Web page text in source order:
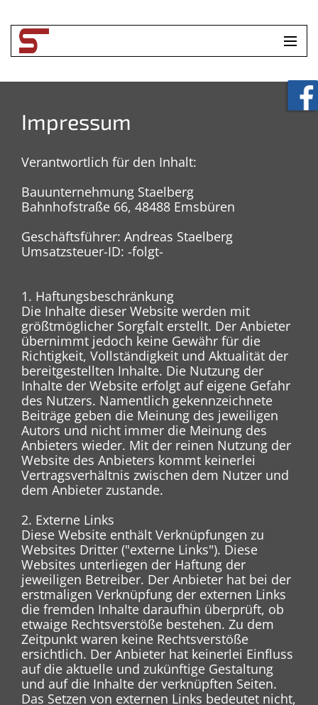
KONTAKT
Impressum
Verantwortlich für den Inhalt:
Bauunternehmung Staelberg
Bahnhofstraße 66, 48488 Emsbüren
Geschäftsführer: Andreas Staelberg
Umsatzsteuer-ID: -folgt-
1. Haftungsbeschränkung
Die Inhalte dieser Website werden mit
größtmöglicher Sorgfalt erstellt. Der Anbieter
übernimmt jedoch keine Gewähr für die
Richtigkeit, Vollständigkeit und Aktualität der
bereitgestellten Inhalte. Die Nutzung der
Inhalte der Website erfolgt auf eigene Gefahr
des Nutzers. Namentlich gekennzeichnete
Beiträge geben die Meinung des jeweiligen
Autors und nicht immer die Meinung des
Anbieters wieder. Mit der reinen Nutzung der
Website des Anbieters kommt keinerlei
Vertragsverhältnis zwischen dem Nutzer und
dem Anbieter zustande.
2. Externe Links
Diese Website enthält Verknüpfungen zu
Websites Dritter ("externe Links"). Diese
Websites unterliegen der Haftung der
jeweiligen Betreiber. Der Anbieter hat bei der
erstmaligen Verknüpfung der externen Links
die fremden Inhalte daraufhin überprüft, ob
etwaige Rechtsverstöße bestehen. Zu dem
Zeitpunkt waren keine Rechtsverstöße
ersichtlich. Der Anbieter hat keinerlei Einfluss
auf die aktuelle und zukünftige Gestaltung
und auf die Inhalte der verknüpften Seiten.
Das Setzen von externen Links bedeutet nicht,